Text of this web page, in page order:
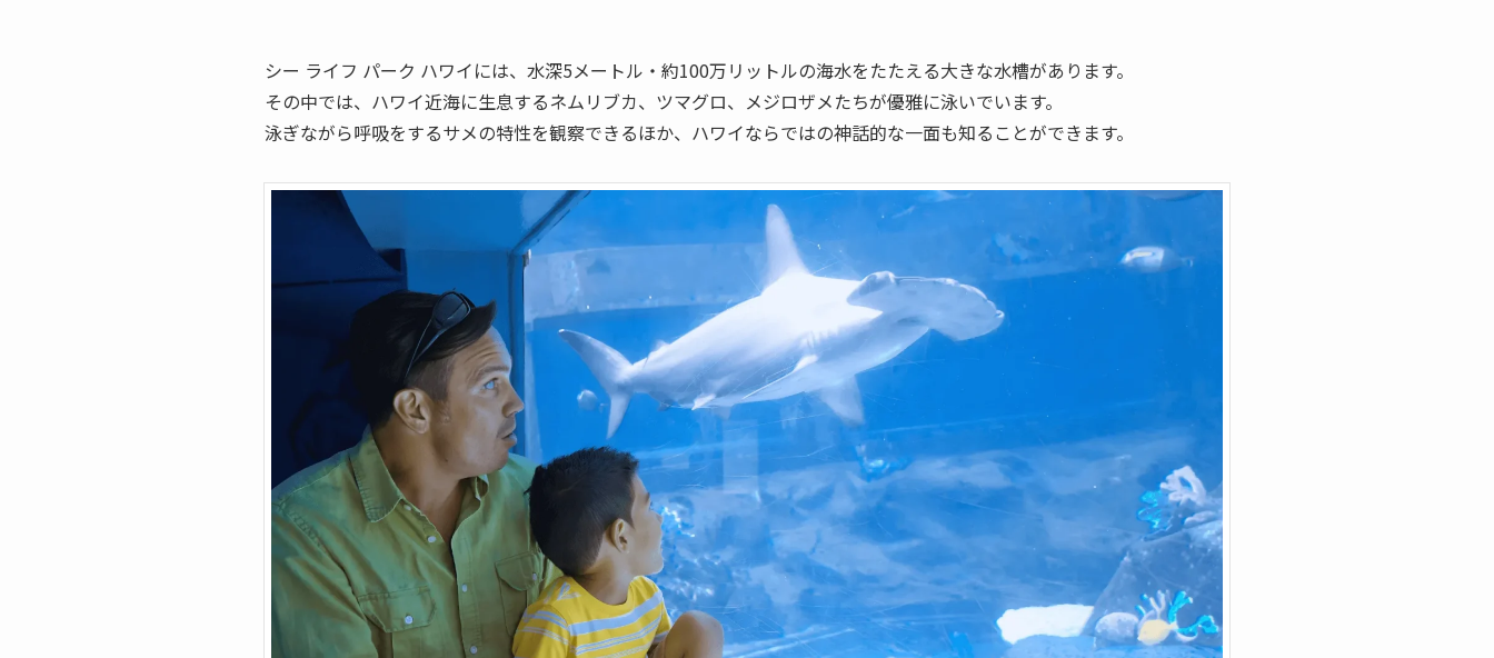
シー ライフ パーク ハワイには、水深5メートル・約100万リットルの海水をたたえる大きな水槽があります。
その中では、ハワイ近海に生息するネムリブカ、ツマグロ、メジロザメたちが優雅に泳いでいます。
泳ぎながら呼吸をするサメの特性を観察できるほか、ハワイならではの神話的な一面も知ることができます。